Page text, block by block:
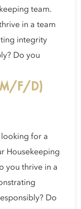
team.
in a team
integrity
Do you
F/D)
looking for a
Housekeeping
you thrive in a
Do